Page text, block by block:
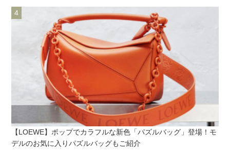
【LOEWE】ポップでカラフルな新色「パズルバッグ」登場！モ
デルのお気に入りパズルバッグもご紹介